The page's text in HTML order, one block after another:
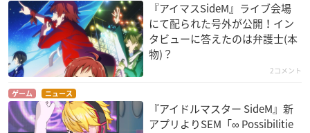
『アイマスSideM』ライブ会場
にて配られた号外が公開！イン
タビューに答えたのは弁護士(本
物)？
2コメント
ゲーム ニュース
『アイドルマスター SideM』新
アプリよりSEM「∞ Possibilitie